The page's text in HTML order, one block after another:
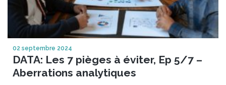
02 septembre 2024
DATA: Les 7 pièges à éviter, Ep 5/7 –
Aberrations analytiques